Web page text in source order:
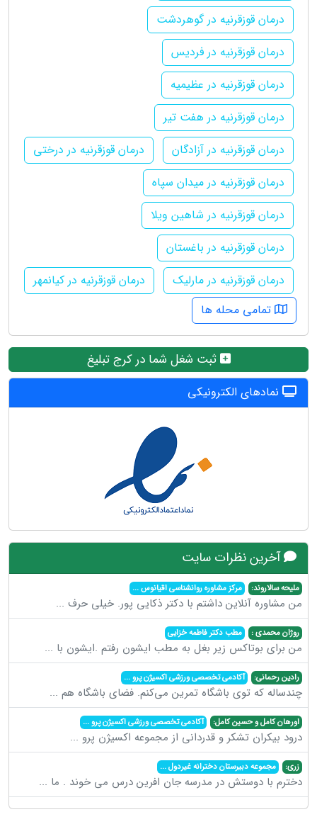
درمان قوزقرنیه در گوهردشت
درمان قوزقرنیه در فردیس
درمان قوزقرنیه در عظیمیه
درمان قوزقرنیه در هفت تیر
درمان قوزقرنیه در آزادگان
درمان قوزقرنیه در درختی
درمان قوزقرنیه در میدان سپاه
درمان قوزقرنیه در شاهین ویلا
درمان قوزقرنیه در باغستان
درمان قوزقرنیه در مارلیک
درمان قوزقرنیه در کیانمهر
تمامی محله ها
ثبت شغل شما در کرج تبلیغ
نمادهای الکترونیکی
آخرین نظرات سایت
ملیحه سالاروند: مرکز مشاوره روانشناسی اقیانوس...
من مشاوره آنلاین داشتم با دکتر ذکایی پور. خیلی حرف ...
روژان محمدی : مطب دکتر فاطمه خزایی
من برای بوتاکس زیر بغل به مطب ایشون رفتم .ایشون با ...
رادین رحمانی: آکادمی تخصصی ورزشی اکسیژن پرو...
چندساله که توی باشگاه تمرین می‌کنم. فضای باشگاه هم ...
اورهان کامل و حسین کامل: آکادمی تخصصی ورزشی اکسیژن پرو...
درود بیکران تشکر و قدردانی از مجموعه اکسیژن پرو ...
زری: مجموعه دبیرستان دخترانه غیردول...
دخترم با دوستش در مدرسه جان افرین درس می خوند . ما ...